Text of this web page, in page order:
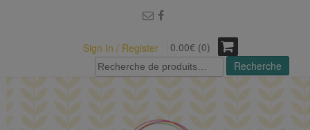
Sign In / Register
0.00€ (0)
Recherche
pour :
Recherche